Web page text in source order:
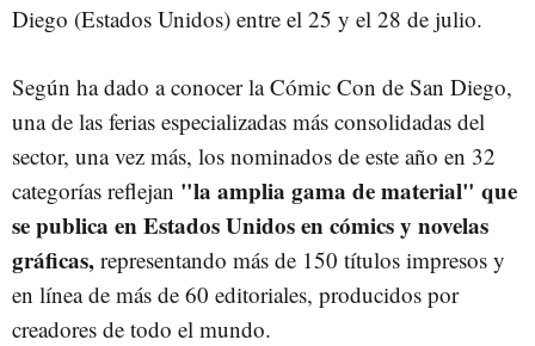
Diego (Estados Unidos) entre el 25 y el 28 de julio.
Según ha dado a conocer la Cómic Con de San Diego,
una de las ferias especializadas más consolidadas del
sector, una vez más, los nominados de este año en 32
categorías reflejan "la amplia gama de material" que
se publica en Estados Unidos en cómics y novelas
gráficas, representando más de 150 títulos impresos y
en línea de más de 60 editoriales, producidos por
creadores de todo el mundo.